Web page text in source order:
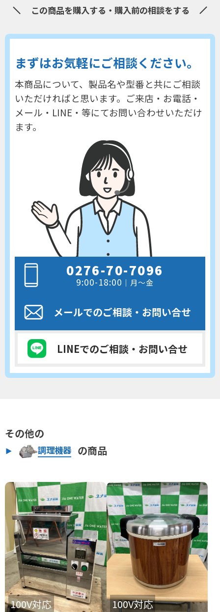
この商品を購入する・購入前の相談をする
まずはお気軽にご相談ください。
本商品について、製品名や型番と共にご相談
いただければと思います。 ご来店・お電話・
メール・LINE・等にてお問い合わせいただけ
ます。
0276-70-7096
9:00-18:00 ｜月～金
メールでのご相談 ・お問い合せ
LINEでのご相談 ・お問い合せ
その他の
調理機器 の商品
100V対応 100V対応